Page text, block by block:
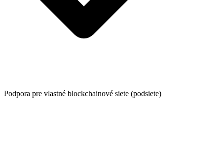
Podpora pre vlastné blockchainové siete (podsiete)